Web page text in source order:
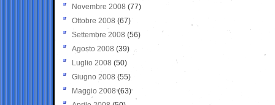
Novembre 2008 (77)
Ottobre 2008 (67)
Settembre 2008 (56)
Agosto 2008 (39)
Luglio 2008 (50)
Giugno 2008 (55)
Maggio 2008(63)